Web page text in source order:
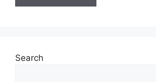
Search